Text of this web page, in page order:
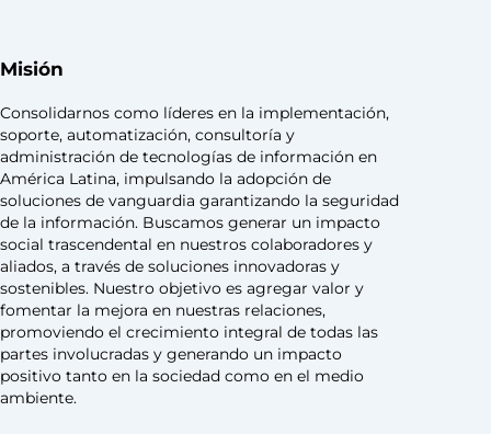
Misión
Consolidarnos como líderes en la implementación,
soporte, automatización, consultoría y
administración de tecnologías de información en
América Latina, impulsando la adopción de
soluciones de vanguardia garantizando la seguridad
de la información. Buscamos generar un impacto
social trascendental en nuestros colaboradores y
aliados, a través de soluciones innovadoras y
sostenibles. Nuestro objetivo es agregar valor y
fomentar la mejora en nuestras relaciones,
promoviendo el crecimiento integral de todas las
partes involucradas y generando un impacto
positivo tanto en la sociedad como en el medio
ambiente.